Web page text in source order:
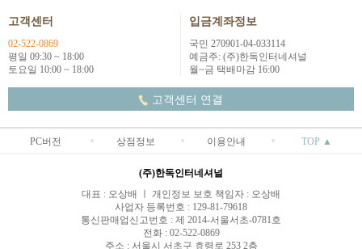
고객센터
02-522-0869
평일 09:30 ~ 18:00
토요일 10:00 ~ 18:00
입금계좌정보
국민 270901-04-033114
예금주: (주)한독인터네셔널
월~금 택배마감 16:00
고객센터 연결
PC버전 상점정보 이용안내 TOP ▲
(주)한독인터네셔널
대표 : 오상배 ㅣ 개인정보 보호 책임자 : 오상배
사업자 등록번호 : 129-81-79618
통신판매업신고번호 : 제 2014-서울서초-0781호
전화 : 02-522-0869
주소 : 서울시 서초구 효령로 253 2층